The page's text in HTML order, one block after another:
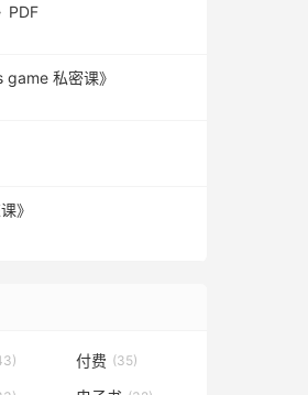
炸‬‎绝学》PDF
私密课》
》
付费 (35)